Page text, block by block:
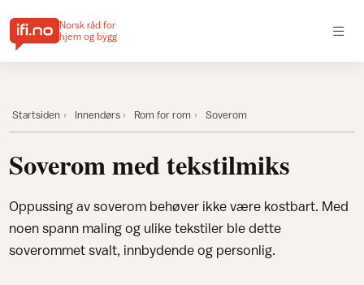
Norsk råd for
hjem og bygg
Startsiden Innendørs Rom for rom Soverom
Soverom med tekstilmiks
Oppussing av soverom behøver ikke være kostbart. Med
noen spann maling og ulike tekstiler ble dette
soverommet svalt, innbydende og personlig.